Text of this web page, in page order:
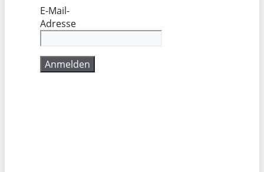
E-Mail-
Adresse